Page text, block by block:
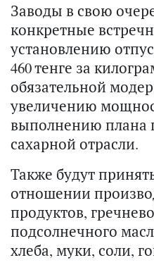
Заводы в свою
конкретные
установлению
460 тенге за
обязательной
увеличению
выполнению плана
сахарной отрасли.
Также будут
отношении
продуктов,
подсолнечного
хлеба, муки, соли,